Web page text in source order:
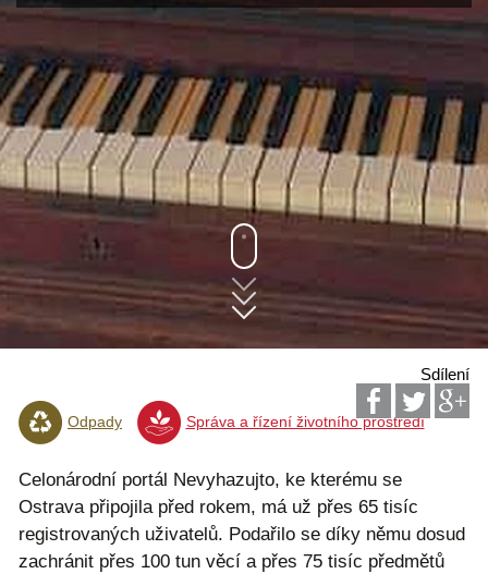
Sdílení
Odpady Správa a řízení životního prostředí
Celonárodní portál Nevyhazujto, ke kterému se
Ostrava připojila před rokem, má už přes 65 tisíc
registrovaných uživatelů. Podařilo se díky němu dosud
zachránit přes 100 tun věcí a přes 75 tisíc předmětů